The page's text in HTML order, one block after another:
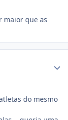
maior que as
do mesmo